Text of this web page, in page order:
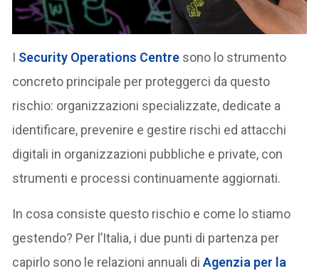
I Security Operations Centre sono lo strumento
concreto principale per proteggerci da questo
rischio: organizzazioni specializzate, dedicate a
identificare, prevenire e gestire rischi ed attacchi
digitali in organizzazioni pubbliche e private, con
strumenti e processi continuamente aggiornati.
In cosa consiste questo rischio e come lo stiamo
gestendo? Per l’Italia, i due punti di partenza per
capirlo sono le relazioni annuali diAgenzia per la